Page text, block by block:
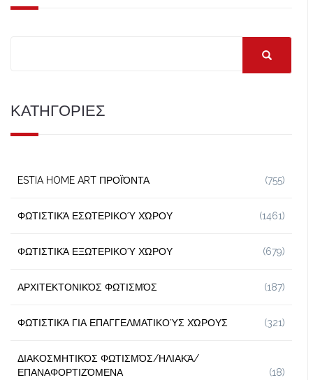
ΚΑΤΗΓΟΡΙΕΣ
ESTIA HOME ART ΠΡΟΪΌΝΤΑ (755)
ΦΩΤΙΣΤΙΚΆ ΕΣΩΤΕΡΙΚΟΎ ΧΏΡΟΥ (1461)
ΦΩΤΙΣΤΙΚΆ ΕΞΩΤΕΡΙΚΟΎ ΧΏΡΟΥ (679)
ΑΡΧΙΤΕΚΤΟΝΙΚΌΣ ΦΩΤΙΣΜΌΣ (187)
ΦΩΤΙΣΤΙΚΆ ΓΙΑ ΕΠΑΓΓΕΛΜΑΤΙΚΟΎΣ ΧΏΡΟΥΣ (321)
ΔΙΑΚΟΣΜΗΤΙΚΌΣ ΦΩΤΙΣΜΌΣ/ΗΛΙΑΚΆ/
ΕΠΑΝΑΦΟΡΤΙΖΌΜΕΝΑ
(18)